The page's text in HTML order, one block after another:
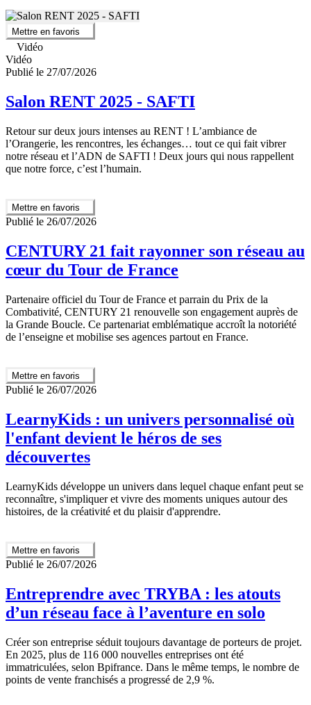
Mettre en favoris
Vidéo
Vidéo
Publié le 27/07/2026
Salon RENT 2025 - SAFTI
Retour sur deux jours intenses au RENT ! L’ambiance de
l’Orangerie, les rencontres, les échanges… tout ce qui fait vibrer
notre réseau et l’ADN de SAFTI ! Deux jours qui nous rappellent
que notre force, c’est l’humain.
Mettre en favoris
Publié le 26/07/2026
CENTURY 21 fait rayonner son réseau au
cœur du Tour de France
Partenaire officiel du Tour de France et parrain du Prix de la
Combativité, CENTURY 21 renouvelle son engagement auprès de
la Grande Boucle. Ce partenariat emblématique accroît la notoriété
de l’enseigne et mobilise ses agences partout en France.
Mettre en favoris
Publié le 26/07/2026
LearnyKids : un univers personnalisé où
l'enfant devient le héros de ses
découvertes
LearnyKids développe un univers dans lequel chaque enfant peut se
reconnaître, s'impliquer et vivre des moments uniques autour des
histoires, de la créativité et du plaisir d'apprendre.
Mettre en favoris
Publié le 26/07/2026
Entreprendre avec TRYBA : les atouts
d’un réseau face à l’aventure en solo
Créer son entreprise séduit toujours davantage de porteurs de projet.
En 2025, plus de 116 000 nouvelles entreprises ont été
immatriculées, selon Bpifrance. Dans le même temps, le nombre de
points de vente franchisés a progressé de 2,9 %.